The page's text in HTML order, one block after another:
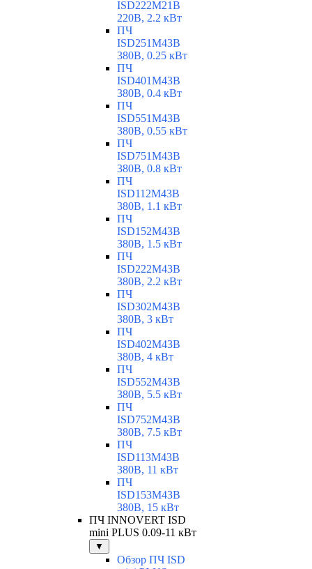
ISD222M21B
220В, 2.2 кВт
ПЧ
ISD251M43B
380В, 0.25 кВт
ПЧ
ISD401M43B
380В, 0.4 кВт
ПЧ
ISD551M43B
380В, 0.55 кВт
ПЧ
ISD751M43B
380В, 0.8 кВт
ПЧ
ISD112M43B
380В, 1.1 кВт
ПЧ
ISD152M43B
380В, 1.5 кВт
ПЧ
ISD222M43B
380В, 2.2 кВт
ПЧ
ISD302M43B
380В, 3 кВт
ПЧ
ISD402M43B
380В, 4 кВт
ПЧ
ISD552M43B
380В, 5.5 кВт
ПЧ
ISD752M43B
380В, 7.5 кВт
ПЧ
ISD113M43B
380В, 11 кВт
ПЧ
ISD153M43B
380В, 15 кВт
ПЧ INNOVERT ISD
mini PLUS 0.09-11 кВт
▼
Обзор ПЧ ISD